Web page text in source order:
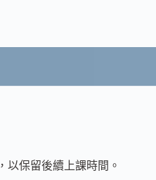
，以保留後續上課時間。